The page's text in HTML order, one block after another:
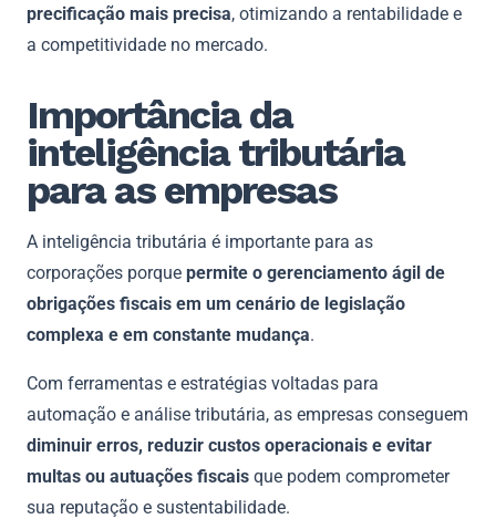
precificação mais precisa, otimizando a rentabilidade e
a competitividade no mercado.
Importância da
inteligência tributária
para as empresas
A inteligência tributária é importante para as
corporações porque permite o gerenciamento ágil de
obrigações fiscais em um cenário de legislação
complexa e em constante mudança.
Com ferramentas e estratégias voltadas para
automação e análise tributária, as empresas conseguem
diminuir erros, reduzir custos operacionais e evitar
multas ou autuações fiscais que podem comprometer
sua reputação e sustentabilidade.